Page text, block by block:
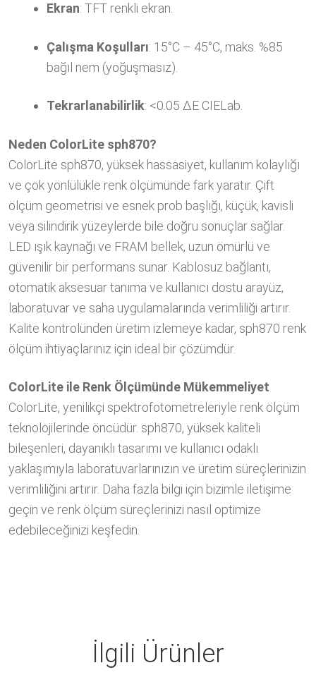
Ekran: TFT renkli ekran.
Çalışma Koşulları: 15°C – 45°C, maks. %85
bağıl nem (yoğuşmasız).
Tekrarlanabilirlik: <0.05 ΔE CIELab.
Neden ColorLite sph870?
ColorLite sph870, yüksek hassasiyet, kullanım kolaylığı
ve çok yönlülükle renk ölçümünde fark yaratır. Çift
ölçüm geometrisi ve esnek prob başlığı, küçük, kavisli
veya silindirik yüzeylerde bile doğru sonuçlar sağlar.
LED ışık kaynağı ve FRAM bellek, uzun ömürlü ve
güvenilir bir performans sunar. Kablosuz bağlantı,
otomatik aksesuar tanıma ve kullanıcı dostu arayüz,
laboratuvar ve saha uygulamalarında verimliliği artırır.
Kalite kontrolünden üretim izlemeye kadar, sph870 renk
ölçüm ihtiyaçlarınız için ideal bir çözümdür.
ColorLite ile Renk Ölçümünde Mükemmeliyet
ColorLite, yenilikçi spektrofotometreleriyle renk ölçüm
teknolojilerinde öncüdür. sph870, yüksek kaliteli
bileşenleri, dayanıklı tasarımı ve kullanıcı odaklı
yaklaşımıyla laboratuvarlarınızın ve üretim süreçlerinizin
verimliliğini artırır. Daha fazla bilgi için bizimle iletişime
geçin ve renk ölçüm süreçlerinizi nasıl optimize
edebileceğinizi keşfedin.
İlgili Ürünler